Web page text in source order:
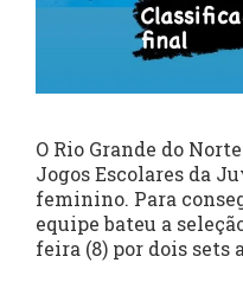
O Rio Grande do
Jogos Escolares da
feminino. Para
equipe bateu a
feira (8) por dois sets